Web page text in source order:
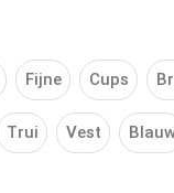
Fijne Cups
Trui Vest